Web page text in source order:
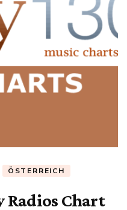
ÖSTERREICH
Radios Chart